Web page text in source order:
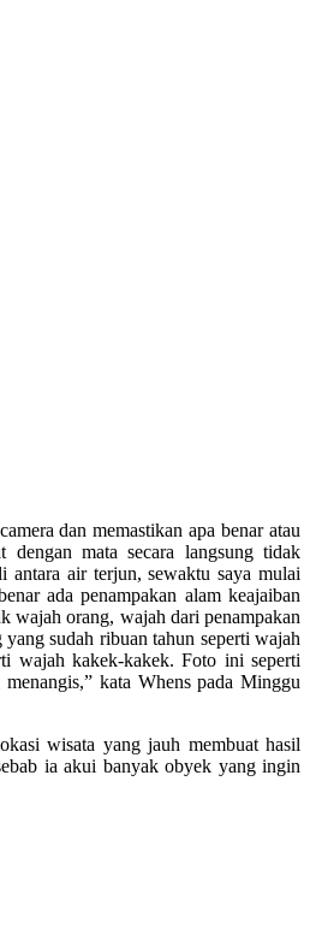
dan memastikan apa benar atau
dengan mata secara langsung tidak
antara air terjun, sewaktu saya mulai
ada penampakan alam keajaiban
wajah orang, wajah dari penampakan
sudah ribuan tahun seperti wajah
wajah kakek-kakek. Foto ini seperti
kata Whens pada Minggu
wisata yang jauh membuat hasil
ia akui banyak obyek yang ingin